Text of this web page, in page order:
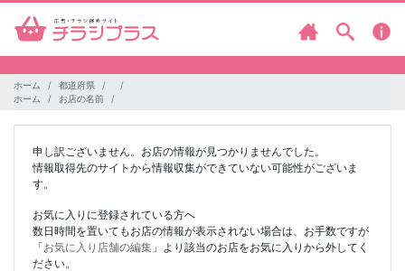
ホーム
都道府県
ホーム
お店の名前
申し訳ございません。お店の情報が見つかりませんでした。
情報取得先のサイトから情報収集ができていない可能性がございま
す。
お気に入りに登録されている方へ
数日時間を置いてもお店の情報が表示されない場合は、お手数ですが
「お気に入り店舗の編集 」より該当のお店をお気に入りから外してく
ださい。